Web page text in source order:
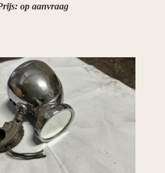
op aanvraag